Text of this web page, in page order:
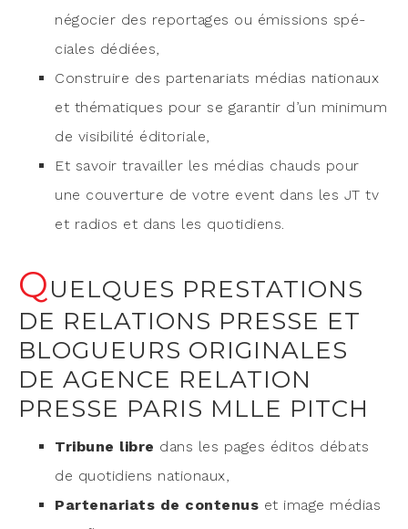
négo­cier des repor­tages ou émis­sions spé­
ciales dédiées,
Construire des par­te­na­riats médias natio­naux
et thé­ma­tiques pour se garan­tir d’un mini­mum
de visi­bi­li­té éditoriale,
Et savoir tra­vailler les médias chauds pour
une cou­ver­ture de votre event dans les JT tv
et radios et dans les quotidiens.
QUELQUES PRESTATIONS
DE RELATIONS PRESSE ET
BLOGUEURS ORIGINALES
DE AGENCE RELATION
PRESSE PARIS MLLE PITCH
Tri­bune libre dans les pages édi­tos débats
de quo­ti­diens nationaux,
Par­te­na­riats de conte­nus et image médias